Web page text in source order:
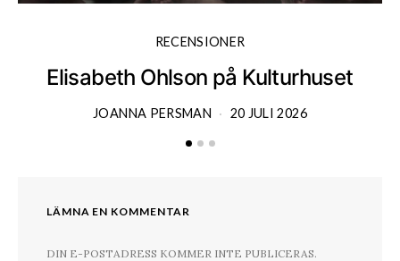
RECENSIONER
Elisabeth Ohlson på Kulturhuset
JOANNA PERSMAN 20 JULI 2026
LÄMNA EN KOMMENTAR
DIN E-POSTADRESS KOMMER INTE PUBLICERAS.